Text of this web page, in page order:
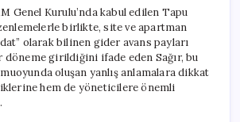
Genel Kurulu’nda kabul edilen Tapu
birlikte, site ve apartman
olarak bilinen gider avans payları
girildiğini ifade eden Sağır, bu
oluşan yanlış anlamalara dikkat
hem de yöneticilere önemli